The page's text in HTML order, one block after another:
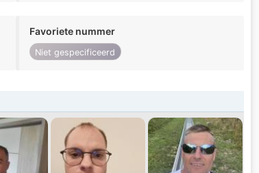
Favoriete nummer
Niet gespecificeerd